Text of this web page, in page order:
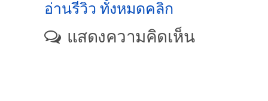
อ่านรีวิว ทั้งหมดคลิก
แสดงความคิดเห็น